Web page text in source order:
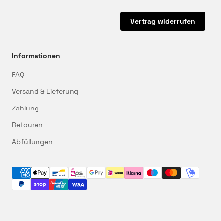
Vertrag widerrufen
Informationen
FAQ
Versand & Lieferung
Zahlung
Retouren
Abfüllungen